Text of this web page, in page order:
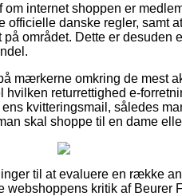
internet shoppen er
officielle danske regler, samt
området. Dette er desuden
mærkerne omkring de mest
hvilken returrettighed e-
kvitteringsmail, således
skal shoppe til en dame
til at evaluere en række
kritik af Beurer